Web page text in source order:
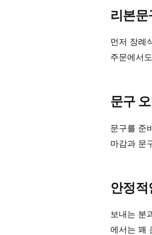
리본문
먼저 장례
주문에서
문구
문구를 준
마감과 문
안정적
보내는 분
에서는 꽤